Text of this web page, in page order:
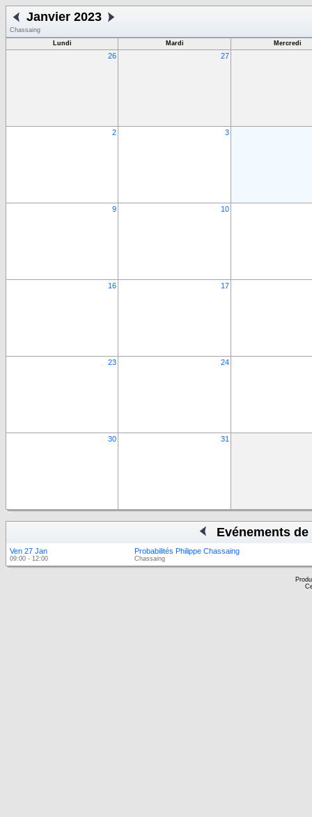
Janvier 2023
Chassaing
Lundi
Mardi Mercredi
26 27
2 3
9 10
16 17
23 24
30 31
Evénements
Ven 27 Jan
09:00 - 12:00
Probabilités Philippe Chassaing
Chassaing